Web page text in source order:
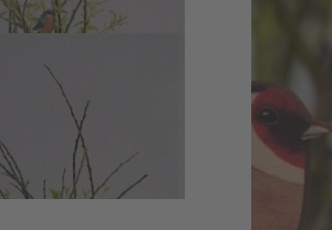
jedes Stück ein feines Unikat aus
mit heimischen